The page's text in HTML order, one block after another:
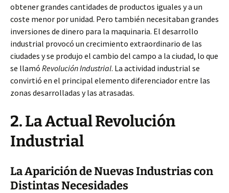
obtener grandes cantidades de productos iguales y a un
coste menor por unidad. Pero también necesitaban grandes
inversiones de dinero para la maquinaria. El desarrollo
industrial provocó un crecimiento extraordinario de las
ciudades y se produjo el cambio del campo a la ciudad, lo que
se llamó Revolución Industrial. La actividad industrial se
convirtió en el principal elemento diferenciador entre las
zonas desarrolladas y las atrasadas.
2. La Actual Revolución
Industrial
La Aparición de Nuevas Industrias con
Distintas Necesidades